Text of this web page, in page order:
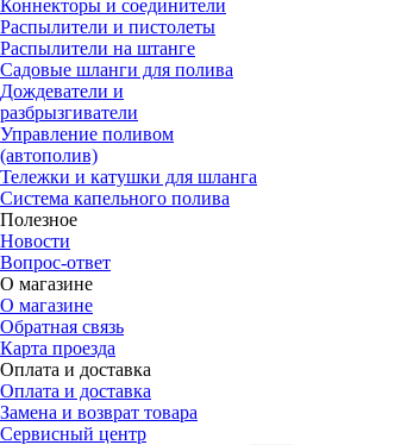
Коннекторы и соединители
Распылители и пистолеты
Распылители на штанге
Садовые шланги для полива
Дождеватели и
разбрызгиватели
Управление поливом
(автополив)
Тележки и катушки для шланга
Система капельного полива
Полезное
Новости
Вопрос-ответ
О магазине
О магазине
Обратная связь
Карта проезда
Оплата и доставка
Оплата и доставка
Замена и возврат товара
Сервисный центр